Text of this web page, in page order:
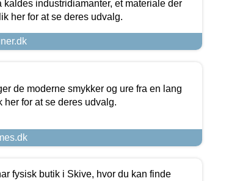
industridiamanter, et materiale der
her for at se deres udvalg.
de moderne smykker og ure fra en lang
for at se deres udvalg.
fysisk butik i Skive, hvor du kan finde